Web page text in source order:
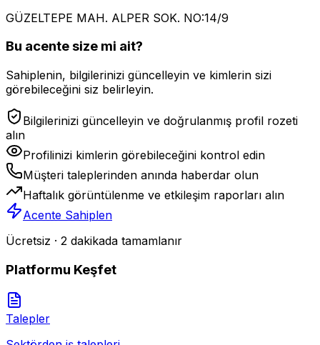
GÜZELTEPE MAH. ALPER SOK. NO:14/9
Bu acente size mi ait?
Sahiplenin, bilgilerinizi güncelleyin ve kimlerin sizi
görebileceğini siz belirleyin.
Bilgilerinizi güncelleyin ve doğrulanmış profil rozeti
alın
Profilinizi kimlerin görebileceğini kontrol edin
Müşteri taleplerinden anında haberdar olun
Haftalık görüntülenme ve etkileşim raporları alın
Acente Sahiplen
Ücretsiz · 2 dakikada tamamlanır
Platformu Keşfet
Talepler